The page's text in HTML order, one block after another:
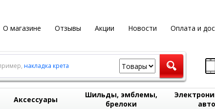
О магазине Отзывы Акции Новости Оплата и
накладка крета
Аксессуары
Шильды, эмблемы,
брелоки
авто